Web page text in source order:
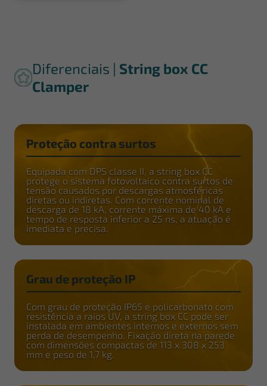
Diferenciais | String box CC
Clamper
Proteção contra surtos
Equipada com DPS classe II, a string box CC
protege o sistema fotovoltaico contra surtos de
tensão causados por descargas atmosféricas
diretas ou indiretas. Com corrente nominal de
descarga de 18 kA, corrente máxima de 40 kA e
tempo de resposta inferior a 25 ns, a atuação é
imediata e precisa.
Grau de proteção IP
Com grau de proteção IP65 e policarbonato com
resistência a raios UV, a string box CC pode ser
instalada em ambientes internos e externos sem
perda de desempenho. Fixação direta na parede
com dimensões compactas de 113 x 308 x 253
mm e peso de 1,7 kg.